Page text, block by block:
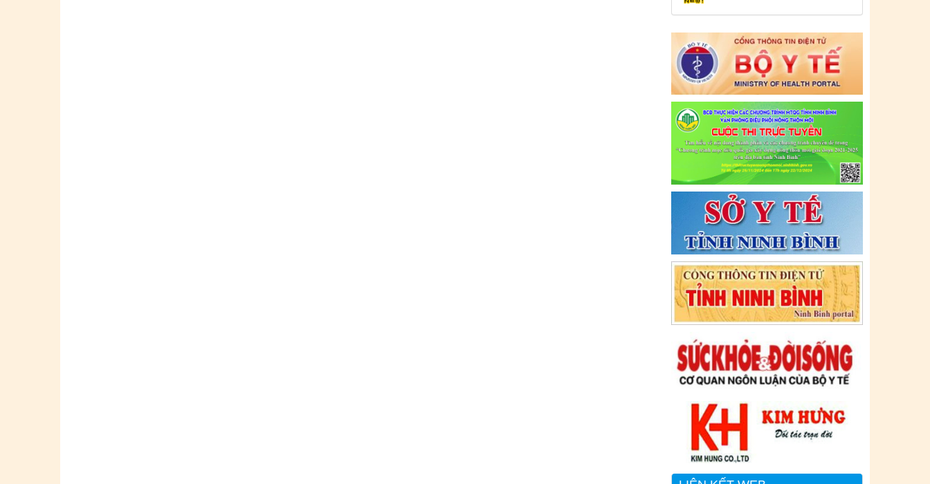
BỘ Y TẾ)
Ngày ban hành: (12/07/2021)
Ngày hiệu
lực: (12/07/2021)
Tên:(CẬP NHẬT DANH SÁCH CÁC
ĐỊA ĐIỂM NGUY CƠ CẦN KHAI BÁO
Y TẾ THEO THÔNG BÁO KHẨN CỦA
BỘ Y TẾ)
Ngày ban hành: (09/07/2021) -
Ngày hiệu
lực: (09/07/2021)
Tên:(CẬP NHẬT DANH SÁCH CÁC
ĐỊA ĐIỂM NGUY CƠ CẦN KHAI BÁO
Y TẾ THEO THÔNG BÁO KHẨN CỦA
BỘ Y TẾ)
Ngày ban hành: (06/07/2021) -Ngày hiệu
lực: (06/07/2021)
Tên:(CẬP NHẬT DANH SÁCH CÁC
Y TẾ THEO THÔNG BÁO KHẨN CỦA
BỘ Y TẾ)
Ngày ban hành: (02/07/2021) -Ngày hiệu
lực: (02/07/2021)